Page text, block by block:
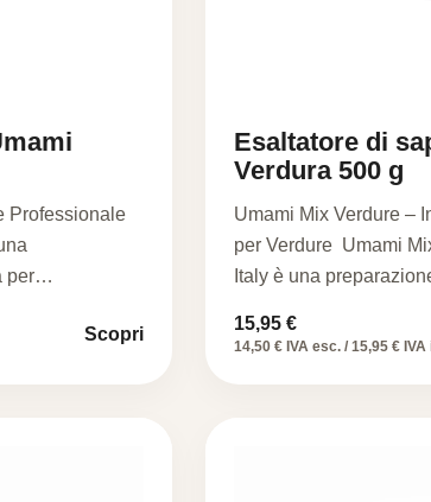
Professionale
per…
Scopri
Esaltatore di
Verdura 500 g
Umami Mix Verdure –
per Verdure Umami
Italy è una
15,95 €
14,50 € IVA esc. / 15,95 € IVA